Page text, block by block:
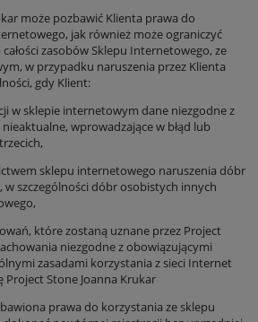
może pozbawić Klienta prawa do
jak również może ograniczyć
zasobów Sklepu Internetowego, ze
w przypadku naruszenia przez Klienta
gdy Klient:
w sklepie internetowym dane niezgodne z
wprowadzające w błąd lub
sklepu internetowego naruszenia dóbr
szczególności dóbr osobistych innych
które zostaną uznane przez Project
niezgodne z obowiązującymi
zasadami korzystania z sieci Internet
Stone Joanna Krukar
prawa do korzystania ze sklepu